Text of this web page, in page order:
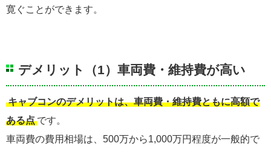
寛ぐことができます。
デメリット（1）車両費・維持費が高い
キャブコンのデメリットは、車両費・維持費ともに高額で
ある点 です。
車両費の費用相場は、500万から1,000万円程度が一般的で